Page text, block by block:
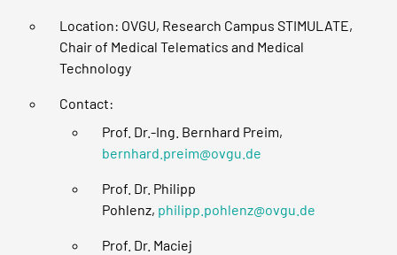
Location: OVGU, Research Campus STIMULATE,
Chair of Medical Telematics and Medical
Technology
Contact:
Prof. Dr.-Ing. Bernhard Preim,
bernhard.preim@ovgu.de
Prof. Dr. Philipp
Pohlenz, philipp.pohlenz@ovgu.de
Prof. Dr. Maciej